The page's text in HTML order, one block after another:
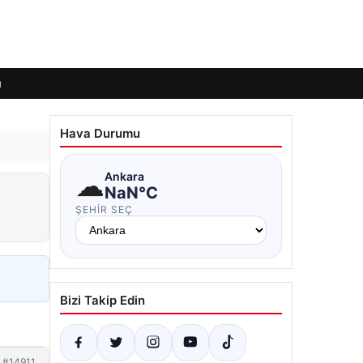
Hava Durumu
☁Ankara
NaN°C
ŞEHIR SEÇ
Bizi Takip Edin